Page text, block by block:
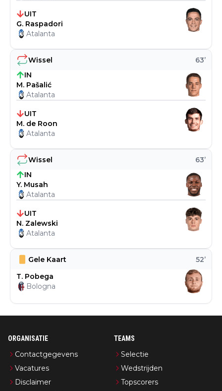
Gele Kaart 52’
T. Pobega
Bologna
Wissel 63’
IN
Y. Musah
Atalanta
UIT
N. Zalewski
Atalanta
Wissel 63’
IN
M. Pašalić
Atalanta
UIT
M. de Roon
Atalanta
UIT
G. Raspadori
Atalanta
ORGANISATIE
Contactgegevens
Vacatures
Disclaimer
TEAMS
Selectie
Wedstrijden
Topscorers